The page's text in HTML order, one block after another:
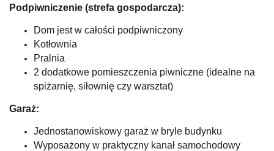
Podpiwniczenie (strefa gospodarcza):
Dom jest w całości podpiwniczony
Kotłownia
Pralnia
2 dodatkowe pomieszczenia piwniczne (idealne na
spiżarnię, siłownię czy warsztat)
Garaż:
Jednostanowiskowy garaż w bryle budynku
Wyposażony w praktyczny kanał samochodowy